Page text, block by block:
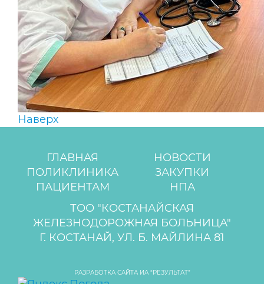
Наверх
ГЛАВНАЯ
НОВОСТИ
ПОЛИКЛИНИКА
ЗАКУПКИ
ПАЦИЕНТАМ
НПА
ТОО "КОСТАНАЙСКАЯ
ЖЕЛЕЗНОДОРОЖНАЯ БОЛЬНИЦА"
Г. КОСТАНАЙ, УЛ. Б. МАЙЛИНА 81
РАЗРАБОТКА САЙТА ИА “РЕЗУЛЬТАТ”